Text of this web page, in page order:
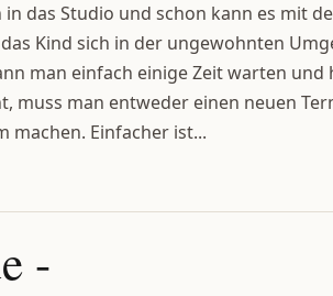
das Studio und schon kann es mit
Kind sich in der ungewohnten
man einfach einige Zeit warten und
muss man entweder einen neuen
machen. Einfacher ist...
-